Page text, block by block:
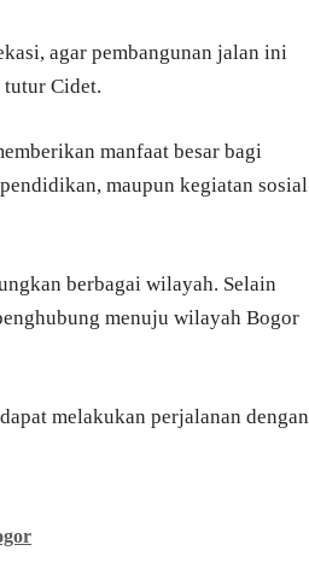
agar pembangunan jalan ini
tutur Cidet.
manfaat besar bagi
maupun kegiatan sosial
berbagai wilayah. Selain
menuju wilayah Bogor
melakukan perjalanan dengan